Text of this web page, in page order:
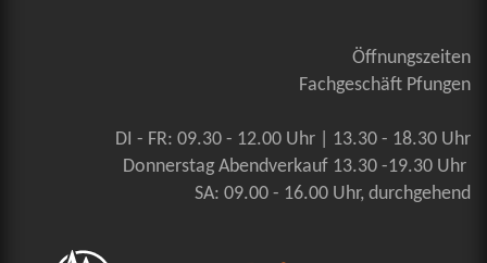
Öffnungszeiten
Fachgeschäft Pfungen
DI - FR: 09.30 - 12.00 Uhr | 13.30 - 18.30 Uhr
Donnerstag Abendverkauf 13.30 -19.30 Uhr
SA: 09.00 - 16.00 Uhr, durchgehend